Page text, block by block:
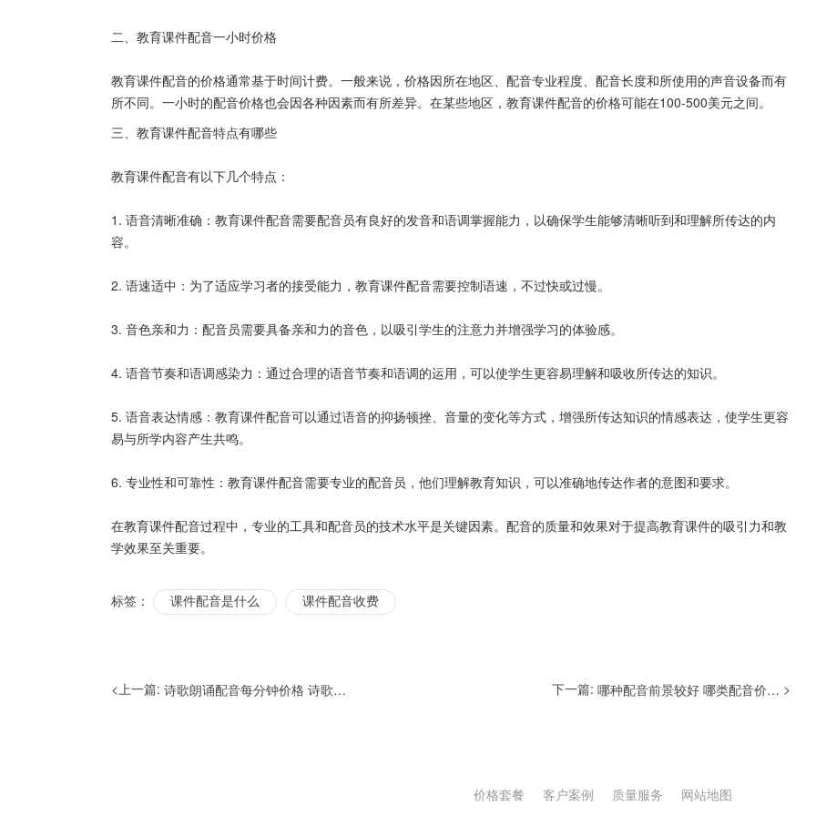
二、教育课件配音一小时价格
教育课件配音的价格通常基于时间计费。一般来说，价格因所在地区、配音专业程度、配音长度和所使用的声音设备而有
所不同。一小时的配音价格也会因各种因素而有所差异。在某些地区，教育课件配音的价格可能在100-500美元之间。
三、教育课件配音特点有哪些
教育课件配音有以下几个特点：
1. 语音清晰准确：教育课件配音需要配音员有良好的发音和语调掌握能力，以确保学生能够清晰听到和理解所传达的内
容。
2. 语速适中：为了适应学习者的接受能力，教育课件配音需要控制语速，不过快或过慢。
3. 音色亲和力：配音员需要具备亲和力的音色，以吸引学生的注意力并增强学习的体验感。
4. 语音节奏和语调感染力：通过合理的语音节奏和语调的运用，可以使学生更容易理解和吸收所传达的知识。
5. 语音表达情感：教育课件配音可以通过语音的抑扬顿挫、音量的变化等方式，增强所传达知识的情感表达，使学生更容
易与所学内容产生共鸣。
6. 专业性和可靠性：教育课件配音需要专业的配音员，他们理解教育知识，可以准确地传达作者的意图和要求。
在教育课件配音过程中，专业的工具和配音员的技术水平是关键因素。配音的质量和效果对于提高教育课件的吸引力和教
学效果至关重要。
标签： 课件配音是什么 课件配音收费
<上一篇: 诗歌朗诵配音每分钟价格 诗歌朗诵配音软件有哪些 下一篇: 哪种配音前景较好 哪类配音价格高一些 >
价格套餐 客户案例 质量服务 网站地图